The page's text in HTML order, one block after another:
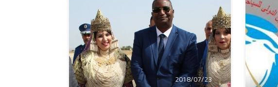
2018/07/23